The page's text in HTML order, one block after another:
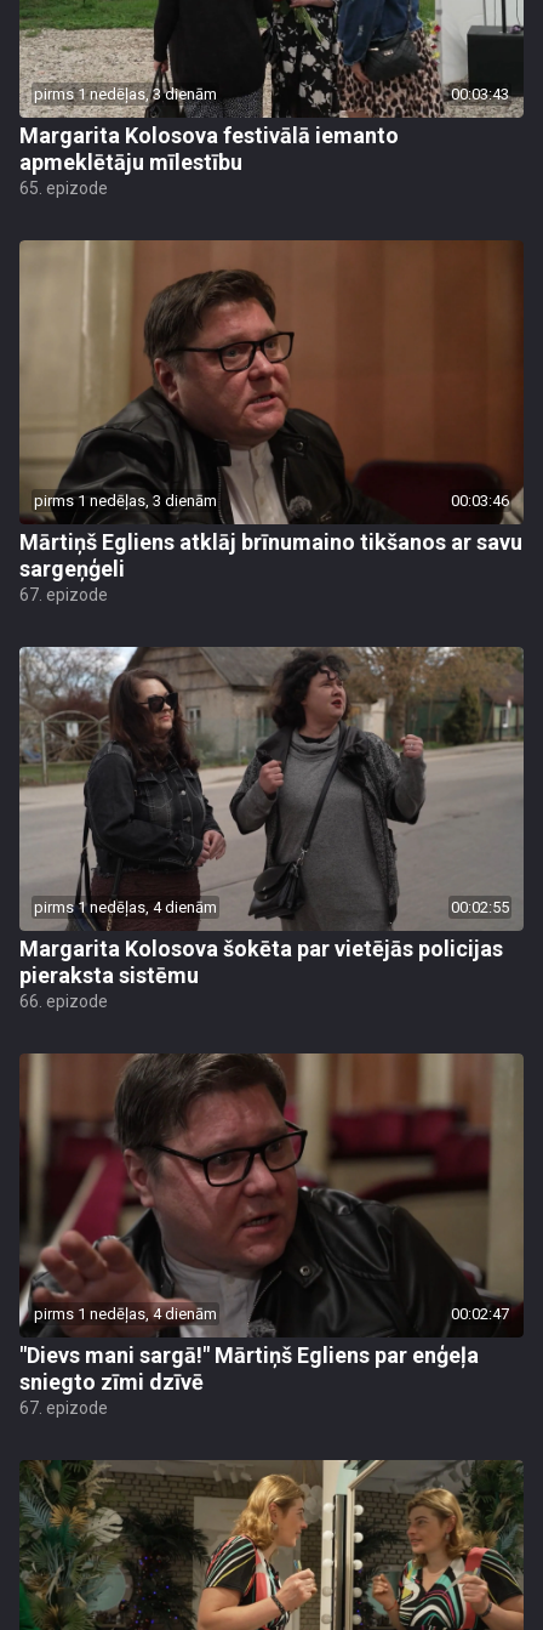
pirms 1 nedēļas, 3 dienām 00:03:43
Margarita Kolosova festivālā iemanto
apmeklētāju mīlestību
65. epizode
pirms 1 nedēļas, 3 dienām 00:03:46
Mārtiņš Egliens atklāj brīnumaino tikšanos ar savu
sargeņģeli
67. epizode
pirms 1 nedēļas, 4 dienām 00:02:55
Margarita Kolosova šokēta par vietējās policijas
pieraksta sistēmu
66. epizode
pirms 1 nedēļas, 4 dienām 00:02:47
"Dievs mani sargā!" Mārtiņš Egliens par enģeļa
sniegto zīmi dzīvē
67. epizode